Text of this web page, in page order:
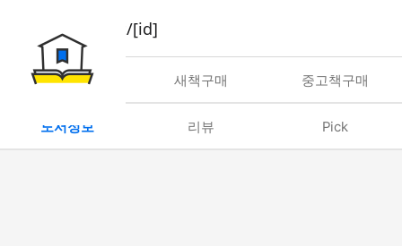
book/rent/[id]
대여 새책구매 중고책구매
도서정보 리뷰 Pick